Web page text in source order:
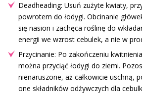
Deadheading: Usuń zużyte kwiaty,
powrotem do łodygi. Obcinanie
się nasion i zachęca roślinę do
energii we wzrost cebulek, a nie w
Przycinanie: Po zakończeniu
można przyciąć łodygi do ziemi.
nienaruszone, aż całkowicie uschną,
one składników odżywczych dla